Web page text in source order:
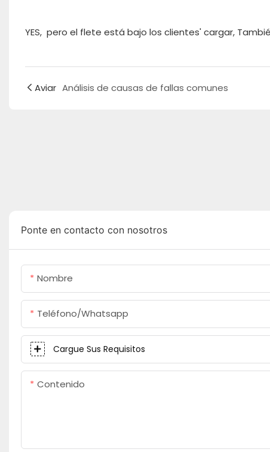
YES, pero el flete está bajo los clientes' cargar,
Aviar Análisis de causas de fallas comunes
Ponte en contacto con nosotros
Nombre
Teléfono/whatsapp
Cargue Sus Requisitos
Contenido